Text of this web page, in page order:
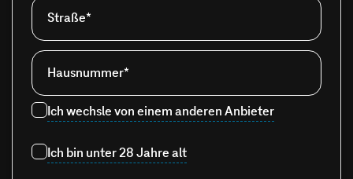
Straße*
Hausnummer*
Ich wechsle von einem anderen Anbieter
Ich bin unter 28 Jahre alt